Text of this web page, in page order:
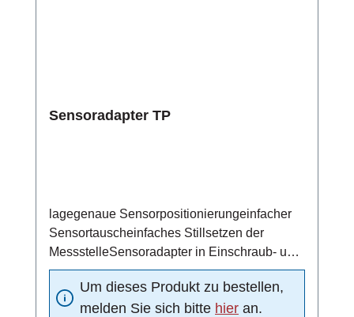
Sensoradapter TP
lagegenaue Sensorpositionierungeinfacher
Sensortauscheinfaches Stillsetzen der
MessstelleSensoradapter in Einschraub- und
Schweißtechnik
Um dieses Produkt zu bestellen,
melden Sie sich bitte hier an.